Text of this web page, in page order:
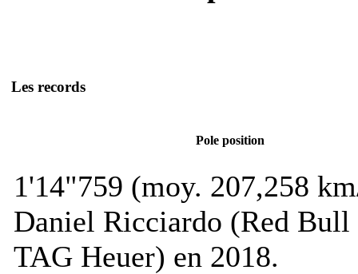
Les records
Pole position
1'14"759 (moy. 207,258
Daniel Ricciardo (Red Bull
TAG Heuer) en 2018.